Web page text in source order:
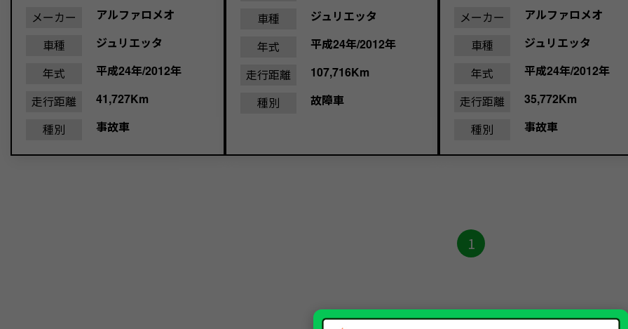
メーカー
アルファロメオ
車種
ジュリエッタ
年式
平成24年/2012年
走行距離
41,727Km
種別
事故車
車種
ジュリエッタ
年式
平成24年/2012年
走行距離
107,716Km
種別
故障車
メーカー
アルファロメオ
車種
ジュリエッタ
年式
平成24年/2012年
走行距離
35,772Km
種別
事故車
1